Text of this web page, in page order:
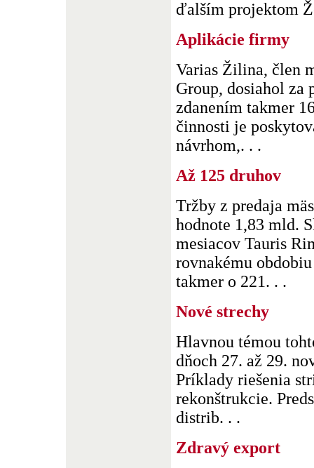
ďalším projektom
Aplikácie firmy
Varias Žilina, člen
Group, dosiahol za
zdanením takmer
činnosti je
návrhom,. . .
Až 125 druhov
Tržby z predaja
hodnote 1,83 mld.
mesiacov Tauris
rovnakému
takmer o 221. . .
Nové strechy
Hlavnou témou
dňoch 27. až 29.
Príklady riešenia
rekonštrukcie.
distrib. . .
Zdravý export